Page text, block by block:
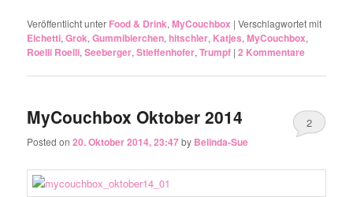
Veröffentlicht unter Food & Drink,MyCouchbox |Verschlagwortet mit
Eichetti,Grok,Gummibierchen,hitschler, Katjes,MyCouchbox,
Roelli Roelli,Seeberger,Stieffenhofer,Trumpf |2 Kommentare
MyCouchbox Oktober 2014
Posted on20. Oktober 2014, 23:47by Belinda-Sue
2